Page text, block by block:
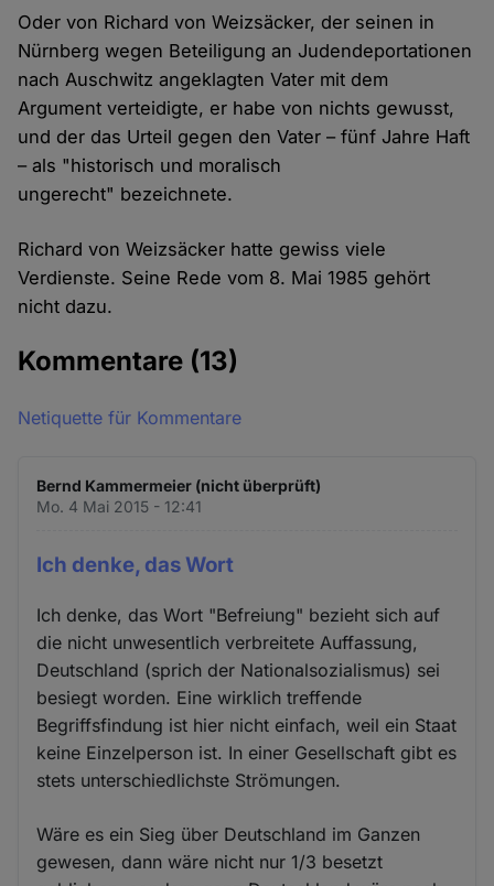
Oder von Richard von Weizsäcker, der seinen in
Nürnberg wegen Beteiligung an Judendeportationen
nach Auschwitz angeklagten Vater mit dem
Argument verteidigte, er habe von nichts gewusst,
und der das Urteil gegen den Vater – fünf Jahre Haft
– als "historisch und moralisch
ungerecht" bezeichnete.
Richard von Weizsäcker hatte gewiss viele
Verdienste. Seine Rede vom 8. Mai 1985 gehört
nicht dazu.
Kommentare (13)
Netiquette für Kommentare
Bernd Kammermeier (nicht überprüft)
Mo. 4 Mai 2015 - 12:41
Ich denke, das Wort
Ich denke, das Wort "Befreiung" bezieht sich auf
die nicht unwesentlich verbreitete Auffassung,
Deutschland (sprich der Nationalsozialismus) sei
besiegt worden. Eine wirklich treffende
Begriffsfindung ist hier nicht einfach, weil ein Staat
keine Einzelperson ist. In einer Gesellschaft gibt es
stets unterschiedlichste Strömungen.
Wäre es ein Sieg über Deutschland im Ganzen
gewesen, dann wäre nicht nur 1/3 besetzt